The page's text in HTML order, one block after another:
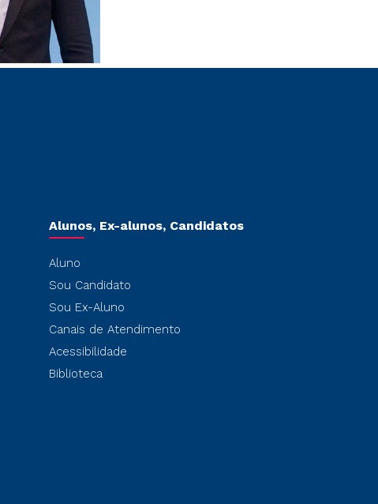
Alunos, Ex-alunos, Candidatos
Aluno
Sou Candidato
Sou Ex-Aluno
Canais de Atendimento
Acessibilidade
Biblioteca